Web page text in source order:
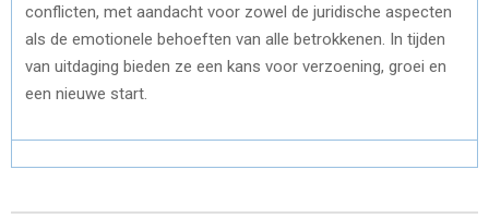
conflicten, met aandacht voor zowel de juridische aspecten
als de emotionele behoeften van alle betrokkenen. In tijden
van uitdaging bieden ze een kans voor verzoening, groei en
een nieuwe start.